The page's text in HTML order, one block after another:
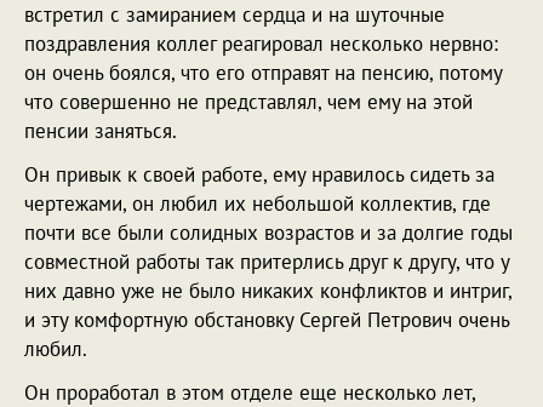
встретил с замиранием сердца и на шуточные
поздравления коллег реагировал несколько нервно:
он очень боялся, что его отправят на пенсию, потому
что совершенно не представлял, чем ему на этой
пенсии заняться.
Он привык к своей работе, ему нравилось сидеть за
чертежами, он любил их небольшой коллектив, где
почти все были солидных возрастов и за долгие годы
совместной работы так притерлись друг к другу, что у
них давно уже не было никаких конфликтов и интриг,
и эту комфортную обстановку Сергей Петрович очень
любил.
Он проработал в этом отделе еще несколько лет,